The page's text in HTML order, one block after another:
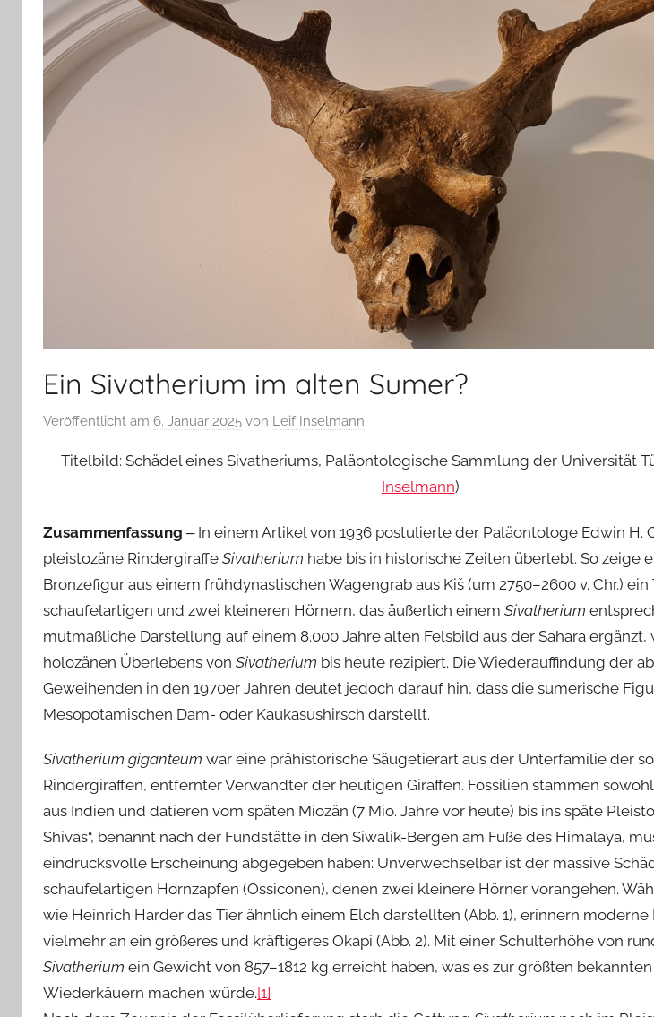
Ein Sivatherium im alten Sumer?
Veröffentlicht am 6. Januar 2025 von Leif Inselmann
Titelbild: Schädel eines Sivatheriums, Paläontologische Sammlung der Universität
Inselmann)
Zusammenfassung ‒ In einem Artikel von 1936 postulierte der Paläontologe Edwin H.
pleistozäne Rindergiraffe Sivatherium habe bis in historische Zeiten überlebt. So zeige
Bronzefigur aus einem frühdynastischen Wagengrab aus Kiš (um 2750–2600 v. Chr.)
schaufelartigen und zwei kleineren Hörnern, das äußerlich einem Sivatherium
mutmaßliche Darstellung auf einem 8.000 Jahre alten Felsbild aus der Sahara ergänzt,
holozänen Überlebens von Sivatherium bis heute rezipiert. Die Wiederauffindung der
Geweihenden in den 1970er Jahren deutet jedoch darauf hin, dass die sumerische
Mesopotamischen Dam- oder Kaukasushirsch darstellt.
Sivatherium giganteum war eine prähistorische Säugetierart aus der Unterfamilie der
Rindergiraffen, entfernter Verwandter der heutigen Giraffen. Fossilien stammen sowohl
aus Indien und datieren vom späten Miozän (7 Mio. Jahre vor heute) bis ins späte
Shivas“, benannt nach der Fundstätte in den Siwalik-Bergen am Fuße des Himalaya,
eindrucksvolle Erscheinung abgegeben haben: Unverwechselbar ist der massive
schaufelartigen Hornzapfen (Ossiconen), denen zwei kleinere Hörner vorangehen.
wie Heinrich Harder das Tier ähnlich einem Elch darstellten (Abb. 1), erinnern
vielmehr an ein größeres und kräftigeres Okapi (Abb. 2). Mit einer Schulterhöhe von
Sivatherium ein Gewicht von 857–1812 kg erreicht haben, was es zur größten
Wiederkäuern machen würde.[1]